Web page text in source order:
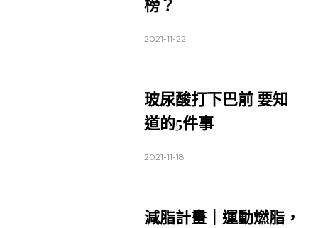
2021-11-22
玻尿酸打下巴前 要知
道的5件事
2021-11-18
減脂計畫｜運動燃脂，